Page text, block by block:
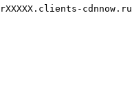
cdnnow.ru